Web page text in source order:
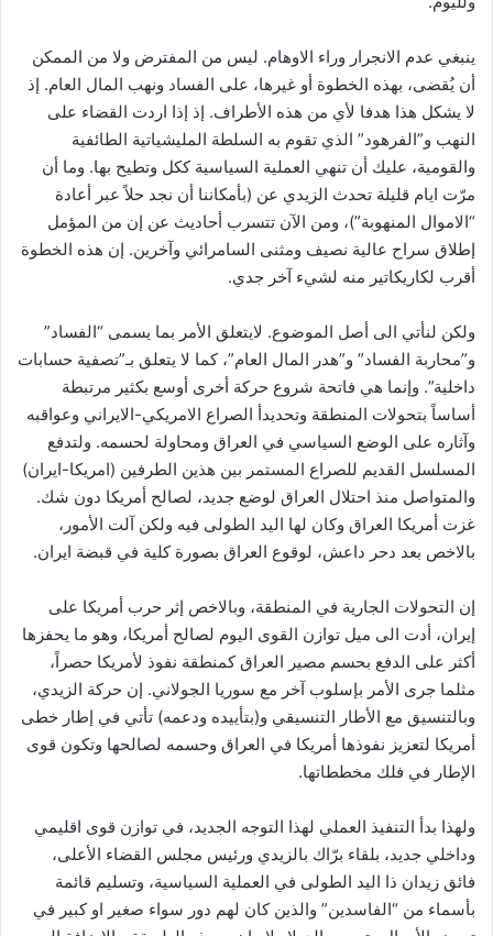
ينبغي عدم الانجرار وراء الاوهام. ليس من المفترض ولا من الممكن
أن يُقضى، بهذه الخطوة أو غيرها، على الفساد ونهب المال العام. إذ
لا يشكل هذا هدفا لأي من هذه الأطراف. إذ إذا اردت القضاء على
النهب و”الفرهود” الذي تقوم به السلطة المليشياتية الطائفية
والقومية، عليك أن تنهي العملية السياسية ككل وتطيح بها. وما أن
مرّت ايام قليلة تحدث الزيدي عن (بأمكاننا أن نجد حلاً عبر أعادة
“الاموال المنهوبة”)، ومن الآن تتسرب أحاديث عن إن من المؤمل
إطلاق سراح عالية نصيف ومثنى السامرائي وآخرين. إن هذه الخطوة
أقرب لكاريكاتير منه لشيء آخر جدي.
ولكن لنأتي الى أصل الموضوع. لايتعلق الأمر بما يسمى “الفساد”
و”محاربة الفساد” و”هدر المال العام”، كما لا يتعلق بـ”تصفية حسابات
داخلية”. وإنما هي فاتحة شروع حركة أخرى أوسع بكثير مرتبطة
أساساً بتحولات المنطقة وتحديدأ الصراع الامريكي-الايراني وعواقبه
وآثاره على الوضع السياسي في العراق ومحاولة لحسمه. ولتدفع
المسلسل القديم للصراع المستمر بين هذين الطرفين (امريكا-ايران)
والمتواصل منذ احتلال العراق لوضع جديد، لصالح أمريكا دون شك.
غزت أمريكا العراق وكان لها اليد الطولى فيه ولكن آلت الأمور،
بالاخص بعد دحر داعش، لوقوع العراق بصورة كلية في قبضة ايران.
إن التحولات الجارية في المنطقة، وبالاخص إثر حرب أمريكا على
إيران، أدت الى ميل توازن القوى اليوم لصالح أمريكا، وهو ما يحفزها
أكثر على الدفع بحسم مصير العراق كمنطقة نفوذ لأمريكا حصراً،
مثلما جرى الأمر بإسلوب آخر مع سوريا الجولاني. إن حركة الزيدي،
وبالتنسيق مع الأطار التنسيقي و(بتأييده ودعمه) تأتي في إطار خطى
أمريكا لتعزيز نفوذها أمريكا في العراق وحسمه لصالحها وتكون قوى
الإطار في فلك مخططاتها.
ولهذا بدأ التنفيذ العملي لهذا التوجه الجديد، في توازن قوى اقليمي
وداخلي جديد، بلقاء برّاك بالزيدي ورئيس مجلس القضاء الأعلى،
فائق زيدان ذا اليد الطولى في العملية السياسية، وتسليم قائمة
بأسماء من “الفاسدين” والذين كان لهم دور سواء صغير او كبير في